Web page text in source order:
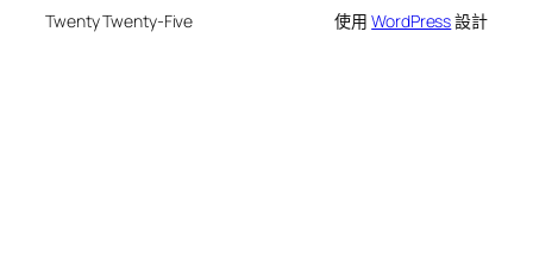
Twenty Twenty-Five 使用WordPress設計